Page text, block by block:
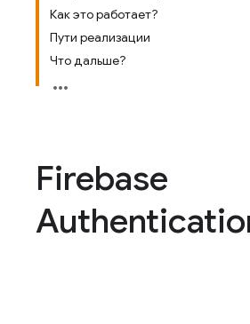
Как это работает?
Пути реализации
Что дальше?
Firebase